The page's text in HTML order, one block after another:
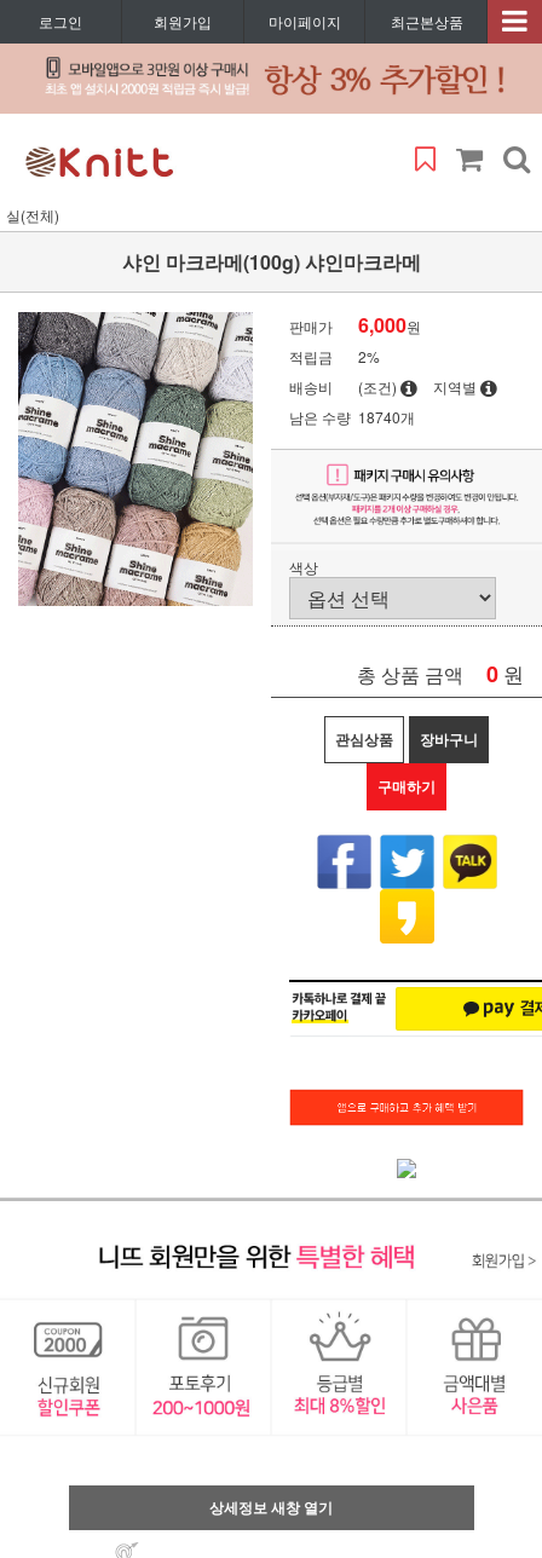
로그인 회원가입 마이페이지 최근본상품
실(전체)
샤인 마크라메(100g) 샤인마크라메
판매가 6,000원
적립금
2%
배송비
(조건)
지역별
남은 수량 18740개
색상
총 상품 금액 0 원
관심상품 장바구니
구매하기
상세정보 새창 열기